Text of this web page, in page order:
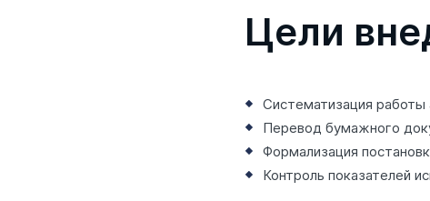
Цели
Систематизация работы
Перевод бумажного
Формализация
Контроль показателей